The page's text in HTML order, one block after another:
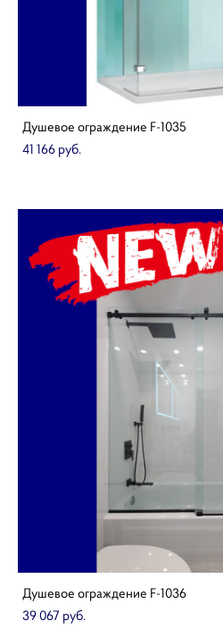
Душевое ограждение F-1035
41 166 pуб.
Душевое ограждение F-1036
39 067 pуб.